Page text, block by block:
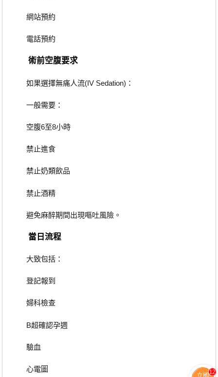
網站預約
電話預約
術前空腹要求
如果選擇無痛人流(IV Sedation)：
一般需要：
空腹6至8小時
禁止進食
禁止奶類飲品
禁止酒精
避免麻醉期間出現嘔吐風險。
當日流程
大致包括：
登記報到
婦科檢查
B超確認孕週
驗血
心電圖
立即12